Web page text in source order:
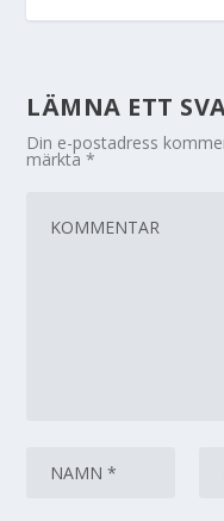
LÄMNA ETT
Din e-postadress
märkta*